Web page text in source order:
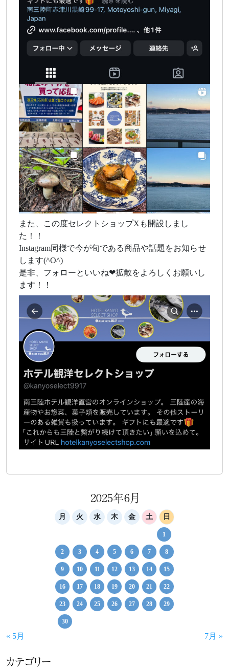
また、この度セレクトショップXも開設しまし
た！！
Instagram同様で今が旬である商品や話題をお知らせ
します(^O^)
是非、フォローといいね❤拡散をよろしくお願いし
ます！！
2025年6月
月 火 水 木 金 土 日
1
2 3 4 5 6 7 8
9 10 11 12 13 14 15
16 17 18 19 20 21 22
23 24 25 26 27 28 29
30
« 5月 7月 »
カテゴリー